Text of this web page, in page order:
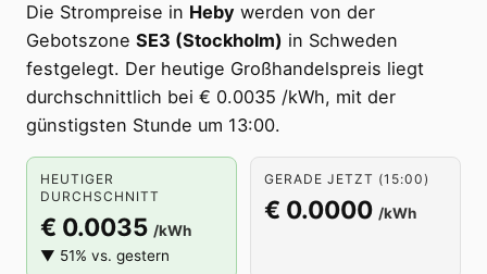
Die Strompreise in Heby werden von der
Gebotszone SE3 (Stockholm) in Schweden
festgelegt. Der heutige Großhandelspreis liegt
durchschnittlich bei € 0.0035 /kWh, mit der
günstigsten Stunde um 13:00.
HEUTIGER
DURCHSCHNITT
€ 0.0035 /kWh
▼ 51% vs. gestern
GERADE JETZT (15:00)
€ 0.0000 /kWh